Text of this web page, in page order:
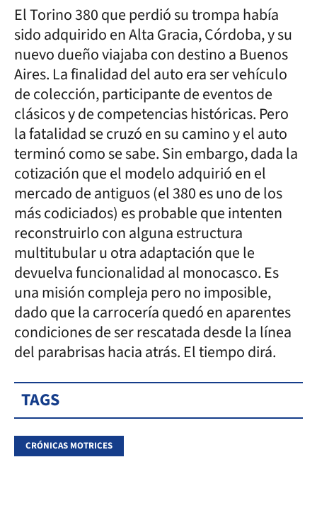
El Torino 380 que perdió su trompa había
sido adquirido en Alta Gracia, Córdoba, y su
nuevo dueño viajaba con destino a Buenos
Aires. La finalidad del auto era ser vehículo
de colección, participante de eventos de
clásicos y de competencias históricas. Pero
la fatalidad se cruzó en su camino y el auto
terminó como se sabe. Sin embargo, dada la
cotización que el modelo adquirió en el
mercado de antiguos (el 380 es uno de los
más codiciados) es probable que intenten
reconstruirlo con alguna estructura
multitubular u otra adaptación que le
devuelva funcionalidad al monocasco. Es
una misión compleja pero no imposible,
dado que la carrocería quedó en aparentes
condiciones de ser rescatada desde la línea
del parabrisas hacia atrás. El tiempo dirá.
TAGS
CRÓNICAS MOTRICES